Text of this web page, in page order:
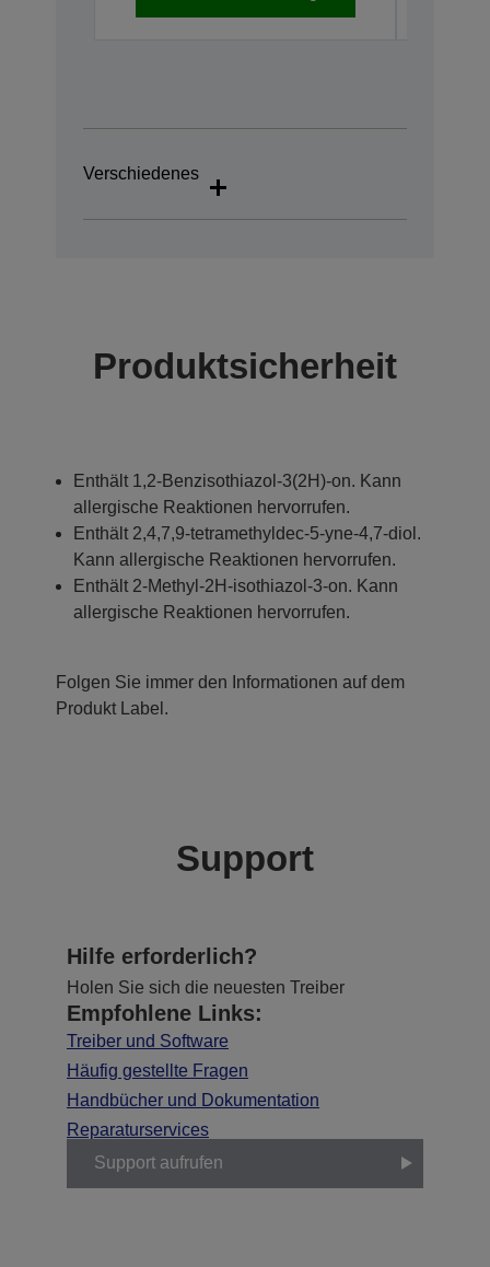
Verschiedenes
Produktsicherheit
Enthält 1,2-Benzisothiazol-3(2H)-on. Kann
allergische Reaktionen hervorrufen.
Enthält 2,4,7,9-tetramethyldec-5-yne-4,7-diol.
Kann allergische Reaktionen hervorrufen.
Enthält 2-Methyl-2H-isothiazol-3-on. Kann
allergische Reaktionen hervorrufen.
Folgen Sie immer den Informationen auf dem
Produkt Label.
Support
Hilfe erforderlich?
Holen Sie sich die neuesten Treiber
Empfohlene Links:
Treiber und Software
Häufig gestellte Fragen
Handbücher und Dokumentation
Reparaturservices
Support aufrufen